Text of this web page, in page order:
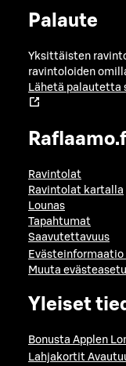
Palaute
Yksittäisten
ravintoloiden
Lähetä palautetta
Ravintolat
Ravintolat kartalla
Lounas
Tapahtumat
Saavutettavuus
Evästeinformaatio
Muuta
Yleiset
Bonusta Applen
Lahjakortit